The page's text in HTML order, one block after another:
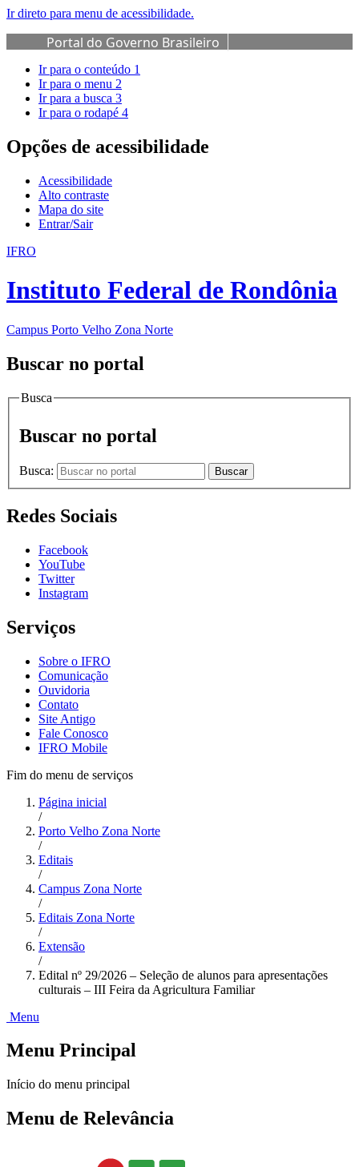
Ir direto para menu de acessibilidade.
Portal do Governo Brasileiro
Ir para o conteúdo 1
Ir para o menu 2
Ir para a busca 3
Ir para o rodapé 4
Opções de acessibilidade
Acessibilidade
Alto contraste
Mapa do site
Entrar/Sair
IFRO
Instituto Federal de Rondônia
Campus Porto Velho Zona Norte
Buscar no portal
Busca
Buscar no portal
Busca: Buscar
Redes Sociais
Facebook
YouTube
Twitter
Instagram
Serviços
Sobre o IFRO
Comunicação
Ouvidoria
Contato
Site Antigo
Fale Conosco
IFRO Mobile
Fim do menu de serviços
Página inicial
/
Porto Velho Zona Norte
/
Editais
/
Campus Zona Norte
/
Editais Zona Norte
/
Extensão
/
Edital nº 29/2026 – Seleção de alunos para apresentações
culturais – III Feira da Agricultura Familiar
Menu
Menu Principal
Início do menu principal
Menu de Relevância